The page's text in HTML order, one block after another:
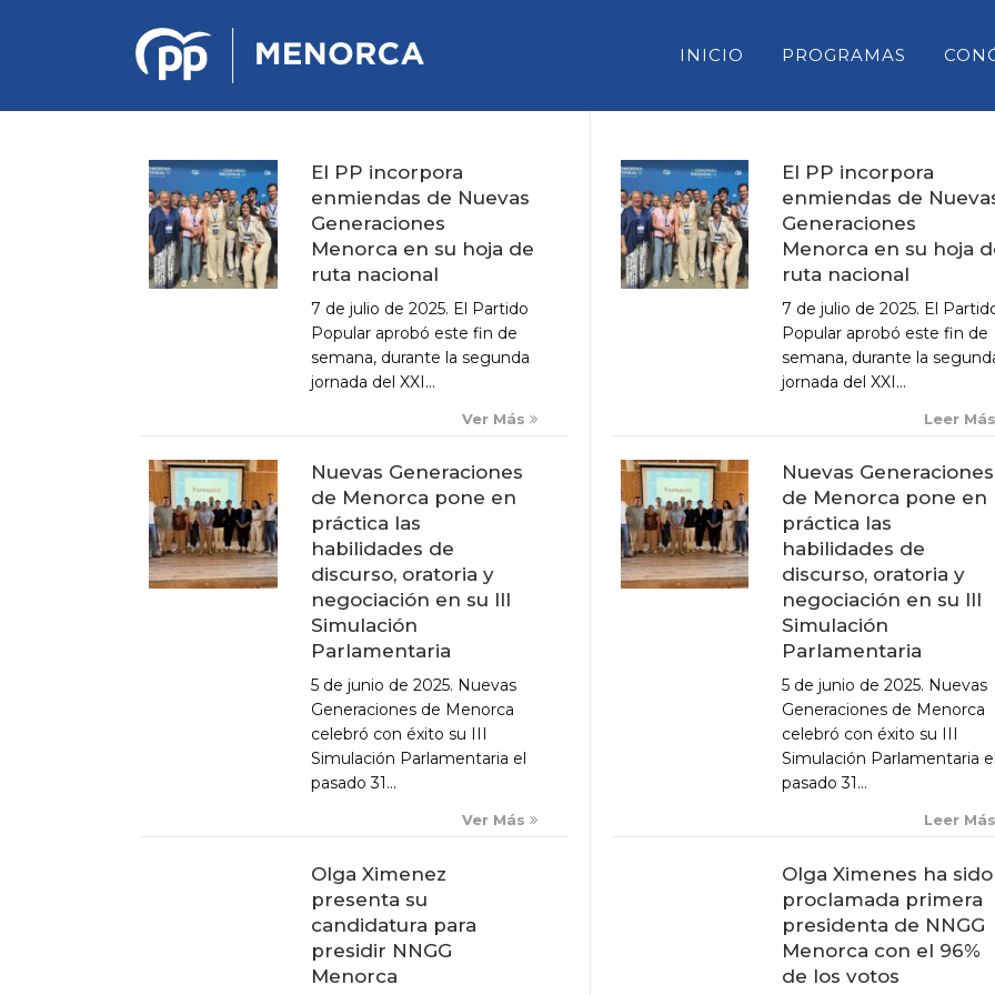
INICIO PROGRAMAS
PONENCIA DE ESTRATEGIA
POLÍTICA Y ECONÓMICA
REGLAMENTO DE ORGANIZACIÓN
DOCUMENTOS DEL 12 CONGRESO
INSULAR DE MENORCA
CONGRESO EXTRAORDINARIO PARA
LA ELECCIÓN DÉ COMITÉS
CONSELL INSULAR DE
PARLAMENT DE LES ILLES
CONGRESO DE DIPUTADOS
SENADO
X CONGRESO NNGG MENORCA
EQUIPO DIRECTIVO NN.GG.
PONENCIA DE REGLAMENTO Y
El PP incorpora
enmiendas de Nuevas
Generaciones
Menorca en su hoja de
ruta nacional
7 de julio de 2025. El Partido
Popular aprobó este fin de
semana, durante la segunda
jornada del XXI...
Ver Más
Nuevas Generaciones
de Menorca pone en
práctica las
habilidades de
discurso, oratoria y
negociación en su III
Simulación
Parlamentaria
5 de junio de 2025. Nuevas
Generaciones de Menorca
celebró con éxito su III
Simulación Parlamentaria el
pasado 31...
Ver Más
Olga Ximenez
presenta su
candidatura para
presidir NNGG
Menorca
El PP incorpora
enmiendas de
Generaciones
Menorca en su hoja
ruta nacional
7 de julio de 2025. El
Popular aprobó este fin de
semana, durante la
jornada del XXI...
Leer Más
Nuevas Generaciones
de Menorca pone en
práctica las
habilidades de
discurso, oratoria y
negociación en su III
Simulación
Parlamentaria
5 de junio de 2025. Nuevas
Generaciones de Menorca
celebró con éxito su III
Simulación Parlamentaria el
pasado 31...
Leer Más
Olga Ximenes ha sido
proclamada primera
presidenta de NNGG
Menorca con el 96%
de los votos